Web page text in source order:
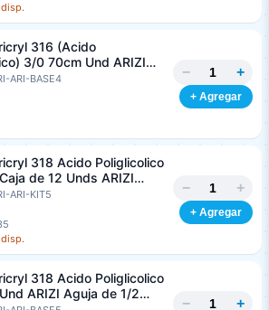
disp.
316 (Acido
3/0 70cm Und ARIZI
2 Circulo Punta Conica
ARI-BASE4 − +
+ Agregar
318 Acido Poliglicolico
de 12 Unds ARIZI
2 Punta Cónica 26mm
ARI-KIT5
disp.
− +
+ Agregar
318 Acido Poliglicolico
ARIZI Aguja de 1/2
− +